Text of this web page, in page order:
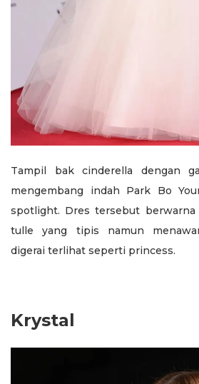
Tampil bak cinderella dengan
mengembang indah Park Bo
spotlight. Dres tersebut berwarna
tulle yang tipis namun
digerai terlihat seperti princess.
Krystal